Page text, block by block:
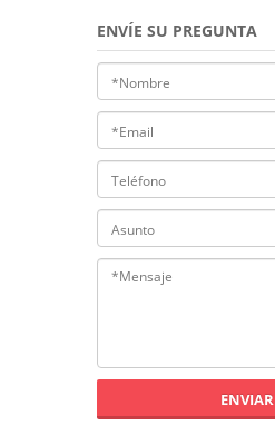
ENVÍE SU PREGUNTA
ENVIAR